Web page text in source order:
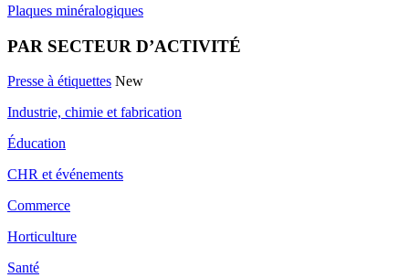
Plaques minéralogiques
PAR SECTEUR D’ACTIVITÉ
Presse à étiquettes New
Industrie, chimie et fabrication
Éducation
CHR et événements
Commerce
Horticulture
Santé